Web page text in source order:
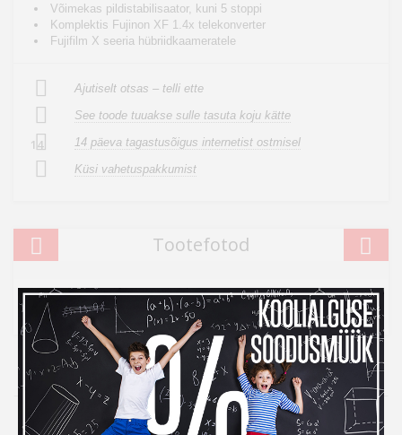
Võimekas pildistabilisaator, kuni 5 stoppi
Komplektis Fujinon XF 1.4x telekonverter
Fujifilm X seeria hübriidkaameratele
Ajutiselt otsas – telli ette
See toode tuuakse sulle tasuta koju kätte
14
14 päeva tagastusõigus internetist ostmisel
Küsi vahetuspakkumist
Tootefotod
Kampaania